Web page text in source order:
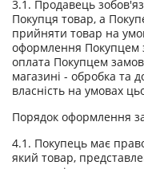
3.1. Продавець
Покупця товар, а
прийняти товар на
оформлення Покупцем
оплата Покупцем
магазині - обробка та
власність на умовах
Порядок оформлення
4.1. Покупець має
який товар,